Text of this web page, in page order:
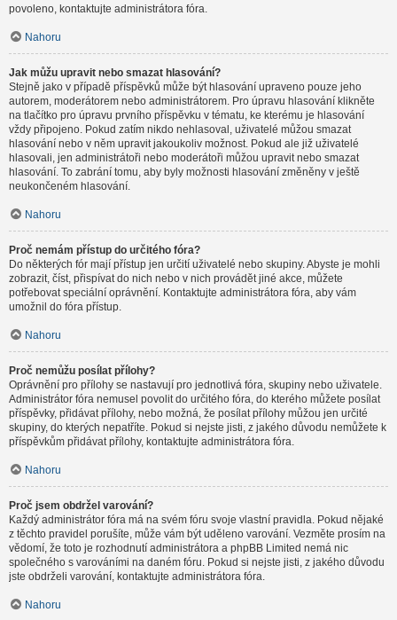
povoleno, kontaktujte administrátora fóra.
Nahoru
Jak můžu upravit nebo smazat hlasování?
Stejně jako v případě příspěvků může být hlasování upraveno pouze jeho
autorem, moderátorem nebo administrátorem. Pro úpravu hlasování klikněte
na tlačítko pro úpravu prvního příspěvku v tématu, ke kterému je hlasování
vždy připojeno. Pokud zatím nikdo nehlasoval, uživatelé můžou smazat
hlasování nebo v něm upravit jakoukoliv možnost. Pokud ale již uživatelé
hlasovali, jen administrátoři nebo moderátoři můžou upravit nebo smazat
hlasování. To zabrání tomu, aby byly možnosti hlasování změněny v ještě
neukončeném hlasování.
Nahoru
Proč nemám přístup do určitého fóra?
Do některých fór mají přístup jen určití uživatelé nebo skupiny. Abyste je mohli
zobrazit, číst, přispívat do nich nebo v nich provádět jiné akce, můžete
potřebovat speciální oprávnění. Kontaktujte administrátora fóra, aby vám
umožnil do fóra přístup.
Nahoru
Proč nemůžu posílat přílohy?
Oprávnění pro přílohy se nastavují pro jednotlivá fóra, skupiny nebo uživatele.
Administrátor fóra nemusel povolit do určitého fóra, do kterého můžete posílat
příspěvky, přidávat přílohy, nebo možná, že posílat přílohy můžou jen určité
skupiny, do kterých nepatříte. Pokud si nejste jisti, z jakého důvodu nemůžete k
příspěvkům přidávat přílohy, kontaktujte administrátora fóra.
Nahoru
Proč jsem obdržel varování?
Každý administrátor fóra má na svém fóru svoje vlastní pravidla. Pokud nějaké
z těchto pravidel porušíte, může vám být uděleno varování. Vezměte prosím na
vědomí, že toto je rozhodnutí administrátora a phpBB Limited nemá nic
společného s varováními na daném fóru. Pokud si nejste jisti, z jakého důvodu
jste obdrželi varování, kontaktujte administrátora fóra.
Nahoru